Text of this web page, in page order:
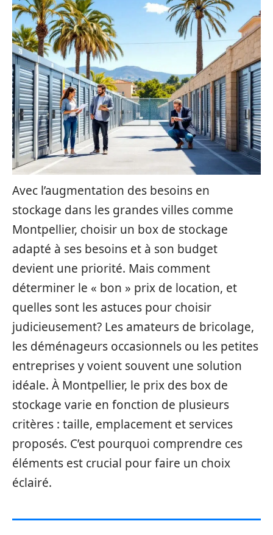
Avec l’augmentation des besoins en
stockage dans les grandes villes comme
Montpellier, choisir un box de stockage
adapté à ses besoins et à son budget
devient une priorité. Mais comment
déterminer le « bon » prix de location, et
quelles sont les astuces pour choisir
judicieusement? Les amateurs de bricolage,
les déménageurs occasionnels ou les petites
entreprises y voient souvent une solution
idéale. À Montpellier, le prix des box de
stockage varie en fonction de plusieurs
critères : taille, emplacement et services
proposés. C’est pourquoi comprendre ces
éléments est crucial pour faire un choix
éclairé.